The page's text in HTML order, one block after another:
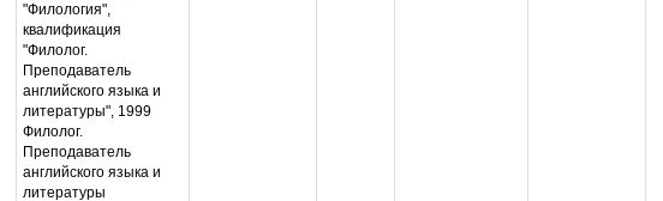
"Филология",
квалификация
"Филолог.
Преподаватель
английского языка и
литературы", 1999
Филолог.
Преподаватель
английского языка и
литературы